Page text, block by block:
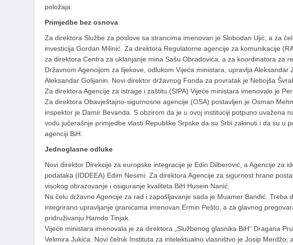
položaja.
Primjedbe bez osnova
Za direktora Službe za poslove sa strancima imenovan je Slobodan Ujić, a za
investicija Gordan Milinić. Za direktora Regulatorne agencije za komunikacije
za direktora Centra za uklanjanje mina Sašu Obradovića, a za koordinatora za
Državnom Agencijom za lijekove, odlukom Vijeća ministara, upravlja
Aleksandar Golijanin. Novi direktor državnog Fonda za povratak je Nebojša
Za direktora Agencije za istrage i zaštitu (SIPA) Vijeće ministara imenovalo je
Za direktora Obavještajno-sigurnosne agencije (OSA) postavljen je Osman
inspektor je Damir Bevanda. S obzirom da je u ovoj instituciji potpuno uvažena
vodu jučerašnje primjedbe vlasti Republike Srpske da su Srbi zakinuti i da su u
agenciji BiH.
Jednoglasne odluke
Novi direktor Direkcije za europske integracije je Edin Dilberović, a Agencije za
podataka (IDDEEA) Edim Nesimi. Za direktora Agencije za sigurnost hrane
visokog obrazovanje i osiguranje kvaliteta BiH Husein Nanić.
Na čelu državne Agencije za rad i zapošljavanje sada je Muamer Bandić. Treba
integrirano upravljanje granicama imenovan Ermin Pešto, a za glavnog
pridruživanju Hamdo Tinjak.
Vijeće ministara imenovala je za direktora „Službenog glasnika BiH“ Dragana
Velimira Jukića. Novi čelnik Instituta za intelektualno vlasništvo je Josip